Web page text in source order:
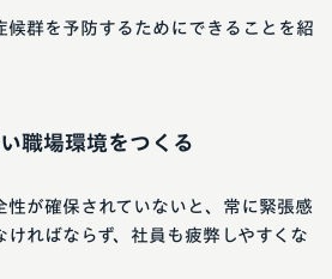
候群を予防するためにできることを紹
職場環境をつくる
性が確保されていないと、常に緊張感
ればならず、社員も疲弊しやすくな